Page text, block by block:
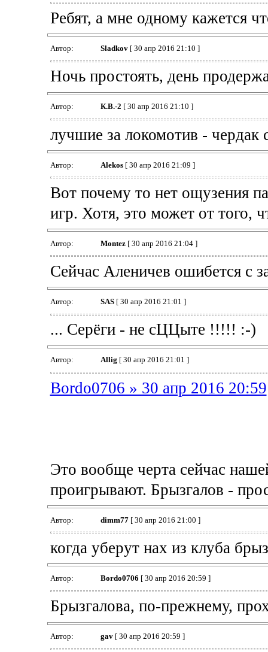
Ребят, а мне одному кажется
Автор: Sladkov[ 30 апр 2016 21:10 ]
Ночь простоять, день
Автор: К.В.-2 [ 30 апр 2016 21:10 ]
лучшие за локомотив - чердак
Автор: Alekos[ 30 апр 2016 21:09 ]
Вот почему то нет ощузения
игр. Хотя, это может от того,
Автор: Montez[ 30 апр 2016 21:04 ]
Сейчас Аленичев ошибется с
Автор: SAS[ 30 апр 2016 21:01 ]
... Серёги - не сЦЦыте !!!!! :-)
Автор: Allig [ 30 апр 2016 21:01 ]
Bordo0706 » 30 апр 2016 20:59
Это вообще черта сейчас
проигрывают. Брызгалов -
Автор: dimm77[ 30 апр 2016 21:00 ]
когда уберут нах из клуба
Автор: Bordo0706 [ 30 апр 2016 20:59 ]
Брызгалова, по-прежнему,
Автор: gav[ 30 апр 2016 20:59 ]